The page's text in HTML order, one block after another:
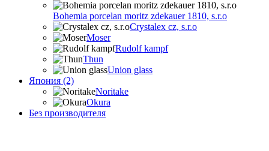
Bohemia porcelan moritz zdekauer 1810, s.r.o
Crystalex cz, s.r.o
Moser
Rudolf kampf
Thun
Union glass
Япония (2)
Noritake
Okura
Без производителя